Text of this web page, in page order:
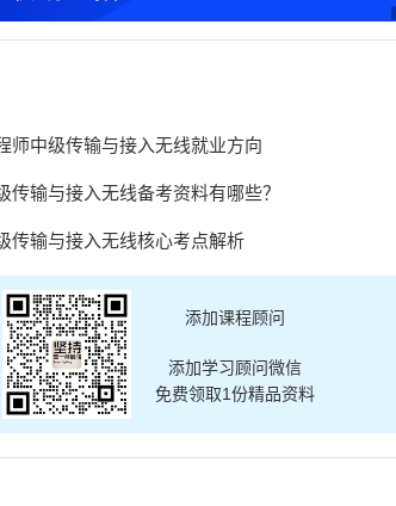
师中级传输与接入无线就业方向
传输与接入无线备考资料有哪些？
传输与接入无线核心考点解析
添加课程顾问
添加学习顾问微信
免费领取1份精品资料